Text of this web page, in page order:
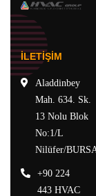
İLETİŞİM
Aladdinbey
Mah. 634. Sk.
13 Nolu Blok
No:1/L
Nilüfer/
+90 224
443 HVAC